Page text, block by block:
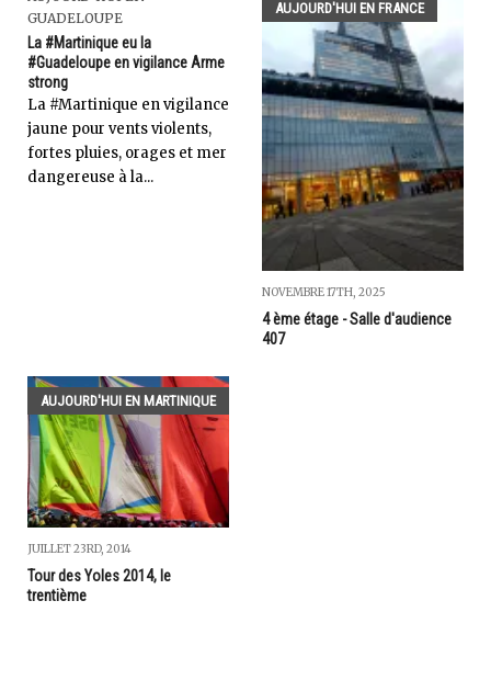
GUADELOUPE
La #Martinique eu la
#Guadeloupe en vigilance Arme
strong
La #Martinique en vigilance
jaune pour vents violents,
fortes pluies, orages et mer
dangereuse à la...
AUJOURD'HUI EN FRANCE
NOVEMBRE 17TH, 2025
4 ème étage - Salle d'audience
407
AUJOURD'HUI EN MARTINIQUE
JUILLET 23RD, 2014
Tour des Yoles 2014, le
trentième